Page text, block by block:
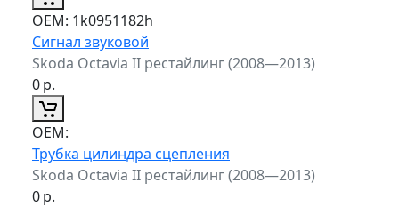
ОЕМ: 1k0951182h
Сигнал звуковой
Skoda Octavia II рестайлинг (2008—2013)
0р.
ОЕМ:
Трубка цилиндра сцепления
Skoda Octavia II рестайлинг (2008—2013)
0р.